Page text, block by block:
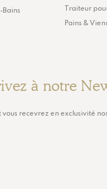
Traiteur
Pains &
à notre
vous recevrez en exclusivité